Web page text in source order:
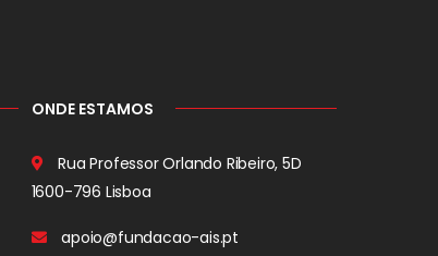
ONDE ESTAMOS
Rua Professor Orlando Ribeiro, 5D
1600-796 Lisboa
apoio@fundacao-ais.pt